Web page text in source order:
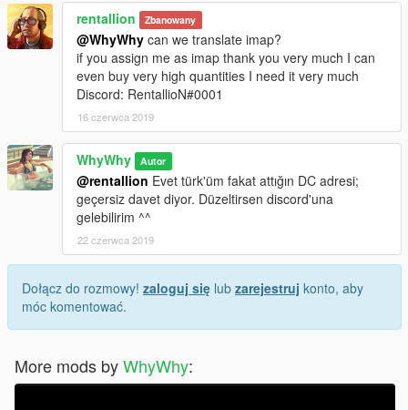
rentallion Zbanowany
@WhyWhy can we translate imap?
if you assign me as imap thank you very much I can
even buy very high quantities I need it very much
Discord: RentallioN#0001
16 czerwca 2019
WhyWhy Autor
@rentallion Evet türk'üm fakat attığın DC adresi;
geçersiz davet diyor. Düzeltirsen discord'una
gelebilirim ^^
22 czerwca 2019
Dołącz do rozmowy! zaloguj się lub zarejestruj konto, aby
móc komentować.
More mods byWhyWhy: